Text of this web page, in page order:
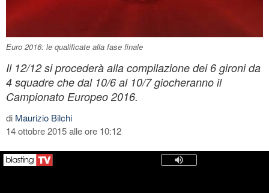
Euro 2016: le qualificate alla fase finale
Il 12/12 si procederà alla compilazione dei 6 gironi da
4 squadre che dal 10/6 al 10/7 giocheranno il
Campionato Europeo 2016.
di Maurizio Bilchi
14 ottobre 2015 alle ore 10:12